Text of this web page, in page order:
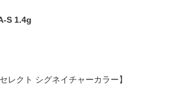
S 1.4g
レクト シグネイチャーカラー】